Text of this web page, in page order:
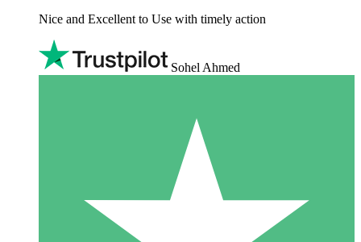
Nice and Excellent to Use with timely action
Sohel Ahmed